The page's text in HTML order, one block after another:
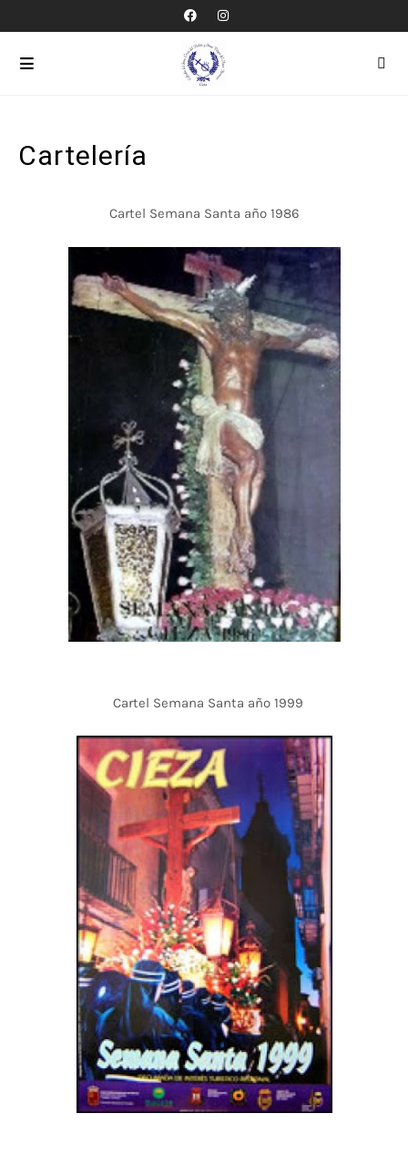
Cartelería
Cartel Semana Santa año 1986
Cartel Semana Santa año 1999